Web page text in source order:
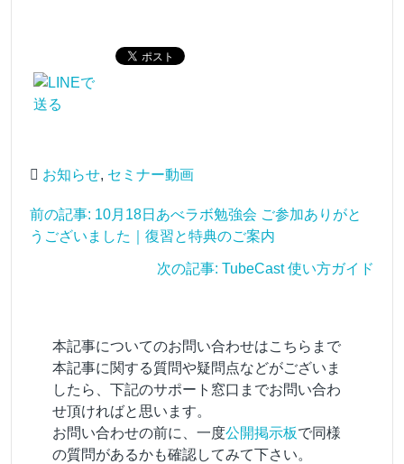
お知らせ, セミナー動画
前の記事: 10月18日あべラボ勉強会 ご参加ありがと
うございました｜復習と特典のご案内
次の記事: TubeCast 使い方ガイド
本記事についてのお問い合わせはこちらまで
本記事に関する質問や疑問点などがございま
したら、下記のサポート窓口までお問い合わ
せ頂ければと思います。
お問い合わせの前に、一度公開掲示板で同様
の質問があるかも確認してみて下さい。